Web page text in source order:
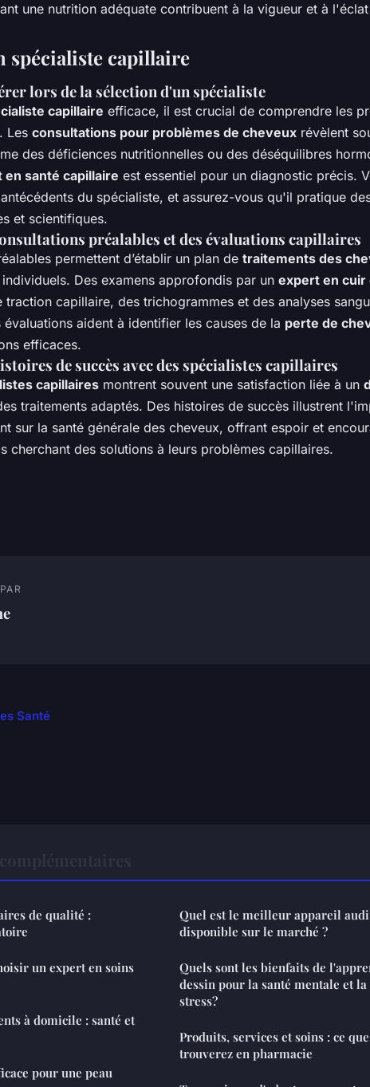
une nutrition adéquate contribuent à la vigueur et à
spécialiste capillaire
lors de la sélection d'un spécialiste
capillaire efficace, il est crucial de comprendre les
Les consultations pour problèmes de cheveux révèlent
des déficiences nutritionnelles ou des déséquilibres
en santé capillaire est essentiel pour un diagnostic précis.
du spécialiste, et assurez-vous qu'il pratique
et scientifiques.
préalables et des évaluations capillaires
permettent d’établir un plan de traitements des
Des examens approfondis par un expert en cuir
traction capillaire, des trichogrammes et des analyses
évaluations aident à identifier les causes de la perte de
efficaces.
de succès avec des spécialistes capillaires
capillaires montrent souvent une satisfaction liée à un
traitements adaptés. Des histoires de succès illustrent
sur la santé générale des cheveux, offrant espoir et
cherchant des solutions à leurs problèmes capillaires.
Santé
de qualité :
un expert en soins
à domicile : santé et
pour une peau
Quel est le meilleur appareil
disponible sur le marché ?
Quels sont les bienfaits de
dessin pour la santé mentale et la
stress?
Produits, services et soins : ce
trouverez en pharmacie